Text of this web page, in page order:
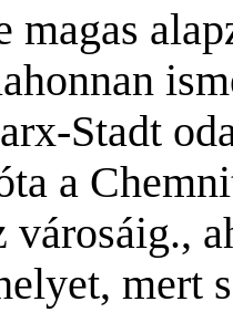
magas
Stadt
a
mert